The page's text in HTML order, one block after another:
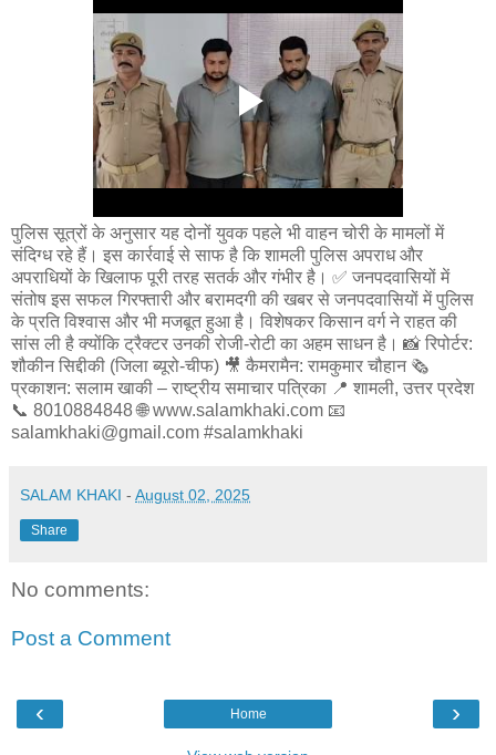
पुलिस सूत्रों के अनुसार यह दोनों युवक पहले भी वाहन चोरी के मामलों में
संदिग्ध रहे हैं। इस कार्रवाई से साफ है कि शामली पुलिस अपराध और
अपराधियों के खिलाफ पूरी तरह सतर्क और गंभीर है। ✅ जनपदवासियों में
संतोष इस सफल गिरफ्तारी और बरामदगी की खबर से जनपदवासियों में पुलिस
के प्रति विश्वास और भी मजबूत हुआ है। विशेषकर किसान वर्ग ने राहत की
सांस ली है क्योंकि ट्रैक्टर उनकी रोजी-रोटी का अहम साधन है। 📸 रिपोर्टर:
शौकीन सिद्दीकी (जिला ब्यूरो-चीफ) 🎥 कैमरामैन: रामकुमार चौहान 🗞️
प्रकाशन: सलाम खाकी – राष्ट्रीय समाचार पत्रिका 📍 शामली, उत्तर प्रदेश
📞 8010884848 🌐 www.salamkhaki.com 📧
salamkhaki@gmail.com #salamkhaki
SALAM KHAKI - August 02, 2025
Share
No comments:
Post a Comment
‹ ›
Home